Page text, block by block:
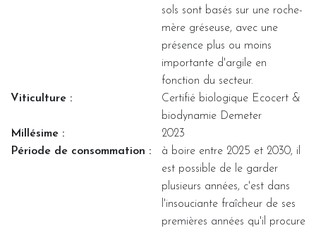
sols sont basés sur une roche-
mère gréseuse, avec une
présence plus ou moins
importante d'argile en
fonction du secteur.
Viticulture :
Certifié biologique Ecocert &
biodynamie Demeter
Millésime :
2023
Période de consommation :
à boire entre 2025 et 2030, il
est possible de le garder
plusieurs années, c'est dans
l'insouciante fraîcheur de ses
premières années qu'il procure